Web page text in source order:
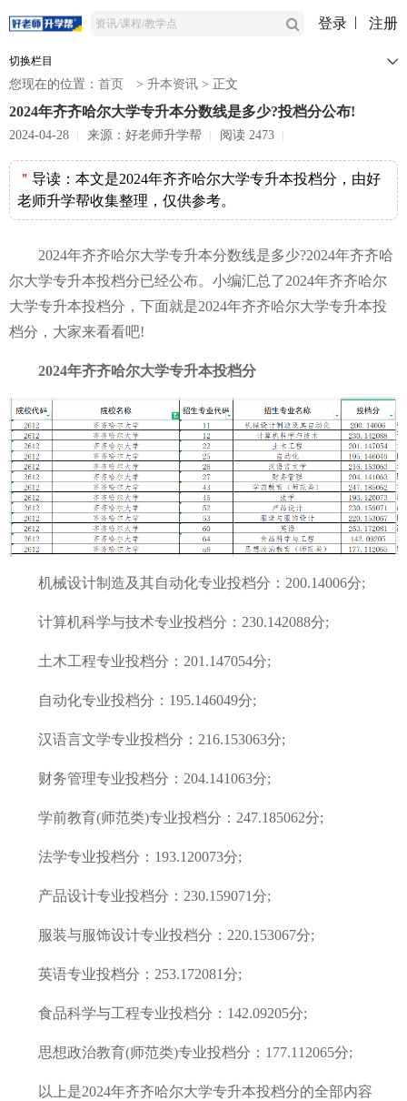
登录 注册
切换栏目
您现在的位置： 首页 > 升本资讯 > 正文
2024年齐齐哈尔大学专升本分数线是多少?投档分公布!
2024-04-28 来源：好老师升学帮 阅读 2473
＂ 导读： 本文是2024年齐齐哈尔大学专升本投档分，由好
老师升学帮收集整理，仅供参考。
2024年齐齐哈尔大学专升本分数线是多少?2024年齐齐哈
尔大学专升本投档分已经公布。小编汇总了2024年齐齐哈尔
大学专升本投档分，下面就是2024年齐齐哈尔大学专升本投
档分，大家来看看吧!
2024年齐齐哈尔大学专升本投档分
机械设计制造及其自动化专业投档分：200.14006分;
计算机科学与技术专业投档分：230.142088分;
土木工程专业投档分：201.147054分;
自动化专业投档分：195.146049分;
汉语言文学专业投档分：216.153063分;
财务管理专业投档分：204.141063分;
学前教育(师范类)专业投档分：247.185062分;
法学专业投档分：193.120073分;
产品设计专业投档分：230.159071分;
服装与服饰设计专业投档分：220.153067分;
英语专业投档分：253.172081分;
食品科学与工程专业投档分：142.09205分;
思想政治教育(师范类)专业投档分：177.112065分;
以上是2024年齐齐哈尔大学专升本投档分的全部内容